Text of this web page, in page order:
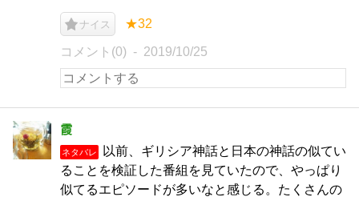
ナイス ★32
コメント(0) 2019/10/25
霞
ネタバレ
以前、ギリシア神話と日本の神話の似てい
ることを検証した番組を見ていたので、やっぱり
似てるエピソードが多いなと感じる。たくさんの